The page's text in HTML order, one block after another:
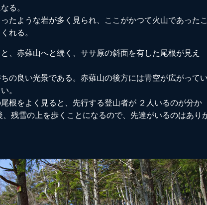
る。
たような岩が多く見られ、ここがかつて火山であったこ
れる。
、赤薙山へと続く、ササ原の斜面を有した尾根が見え
の良い光景である。赤薙山の後方には青空が広がってい
。
尾根をよく見ると、先行する登山者が ２人いるのが分か
、残雪の上を歩くことになるので、先達がいるのはあり